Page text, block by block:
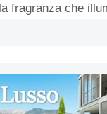
fragranza che